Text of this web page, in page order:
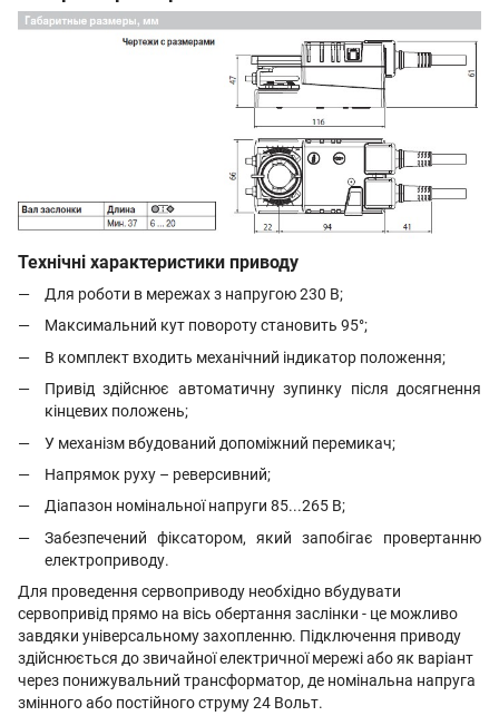
Технічні характеристики приводу
Для роботи в мережах з напругою 230 В;
Максимальний кут повороту становить 95°;
В комплект входить механічний індикатор положення;
Привід здійснює автоматичну зупинку після досягнення
кінцевих положень;
У механізм вбудований допоміжний перемикач;
Напрямок руху – реверсивний;
Діапазон номінальної напруги 85...265 В;
Забезпечений фіксатором, який запобігає провертанню
електроприводу.
Для проведення сервоприводу необхідно вбудувати
сервопривід прямо на вісь обертання заслінки - це можливо
завдяки універсальному захопленню. Підключення приводу
здійснюється до звичайної електричної мережі або як варіант
через понижувальний трансформатор, де номінальна напруга
змінного або постійного струму 24 Вольт.